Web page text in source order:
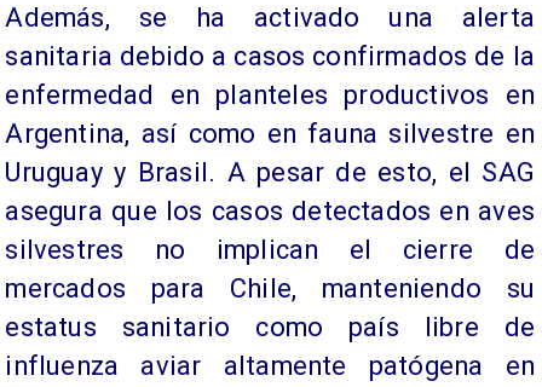
Además, se ha activado una alerta
sanitaria debido a casos confirmados de la
enfermedad en planteles productivos en
Argentina, así como en fauna silvestre en
Uruguay y Brasil. A pesar de esto, el SAG
asegura que los casos detectados en aves
silvestres no implican el cierre de
mercados para Chile, manteniendo su
estatus sanitario como país libre de
influenza aviar altamente patógena en